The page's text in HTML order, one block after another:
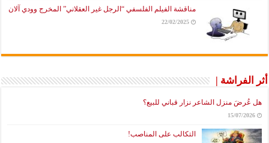
مناقشة الفيلم الفلسفي “الرجل غير العقلاني” المخرج وودي آلان
22/02/2025
أثر الفراشة |
هل عُرضَ منزل الشاعر نزار قباني للبيع؟
15/07/2026
التكالب على المناصب!